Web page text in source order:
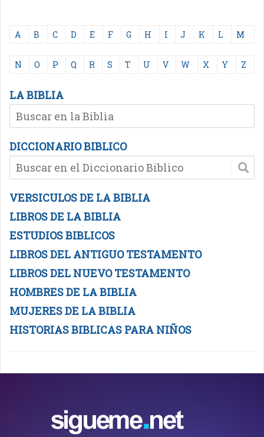
A B C D E F G H I J K L M
N O P Q R S T U V W X Y Z
LA BIBLIA
DICCIONARIO BIBLICO
VERSICULOS DE LA BIBLIA
LIBROS DE LA BIBLIA
ESTUDIOS BIBLICOS
LIBROS DEL ANTIGUO TESTAMENTO
LIBROS DEL NUEVO TESTAMENTO
HOMBRES DE LA BIBLIA
MUJERES DE LA BIBLIA
HISTORIAS BIBLICAS PARA NIÑOS